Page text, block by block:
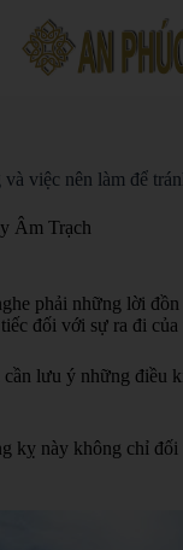
việc nên làm để
Âm Trạch
phải những lời
đối với sự ra đi
lưu ý những
này không chỉ